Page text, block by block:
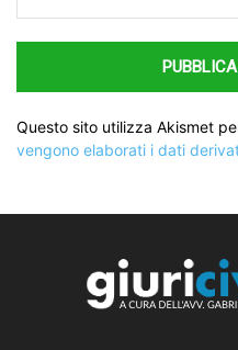
Questo sito utilizza Akismet
vengono elaborati i dati